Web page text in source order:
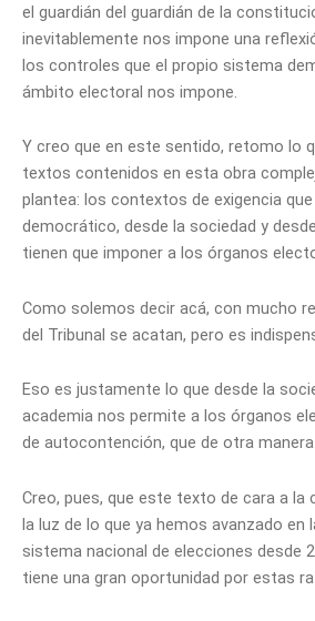
el guardián del guardián de la
inevitablemente nos impone una
los controles que el propio sistema
ámbito electoral nos impone.
Y creo que en este sentido, retomo lo
textos contenidos en esta obra
plantea: los contextos de exigencia
democrático, desde la sociedad y
tienen que imponer a los órganos
Como solemos decir acá, con mucho
del Tribunal se acatan, pero es
Eso es justamente lo que desde la
academia nos permite a los órganos
de autocontención, que de otra
Creo, pues, que este texto de cara a la
la luz de lo que ya hemos avanzado en
sistema nacional de elecciones desde
tiene una gran oportunidad por estas